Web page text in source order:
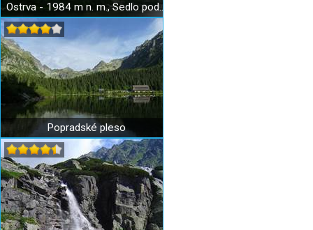
Ostrva - 1984 m n. m., Sedlo pod Ostrvou
Popradské pleso